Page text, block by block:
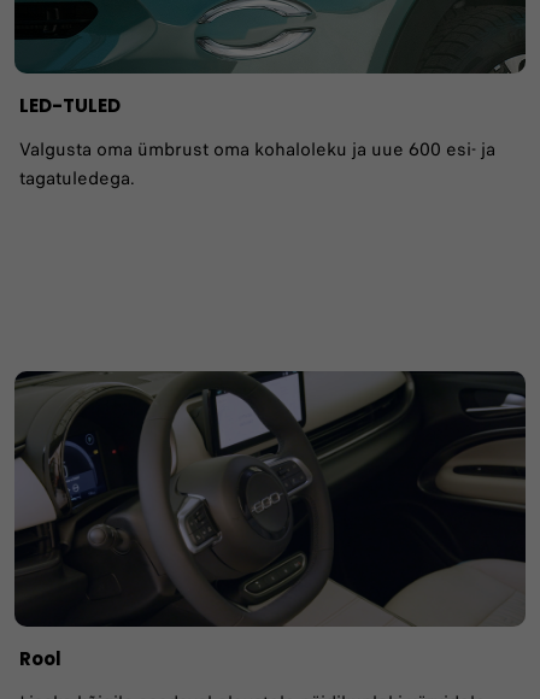
LED-TULED
Valgusta oma ümbrust oma kohaloleku ja uue 600 esi- ja
tagatuledega.
Rool